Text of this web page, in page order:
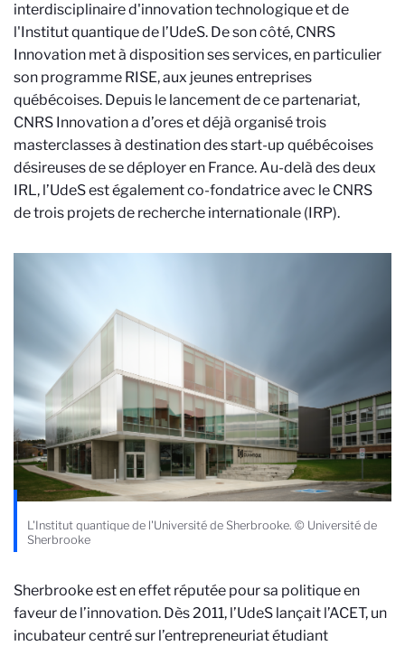
interdisciplinaire d'innovation technologique et de
l'Institut quantique de l’UdeS. De son côté, CNRS
Innovation met à disposition ses services, en particulier
son programme RISE, aux jeunes entreprises
québécoises. Depuis le lancement de ce partenariat,
CNRS Innovation a d’ores et déjà organisé trois
masterclasses à destination des start-up québécoises
désireuses de se déployer en France. Au-delà des deux
IRL, l’UdeS est également co-fondatrice avec le CNRS
de trois projets de recherche internationale (IRP).
L'Institut quantique de l'Université de Sherbrooke. © Université de
Sherbrooke
Sherbrooke est en effet réputée pour sa politique en
faveur de l’innovation. Dès 2011, l’UdeS lançait l’ACET, un
incubateur centré sur l’entrepreneuriat étudiant